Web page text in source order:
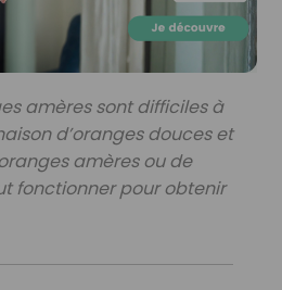
amères sont difficiles à
d’oranges douces et
amères ou de
fonctionner pour obtenir